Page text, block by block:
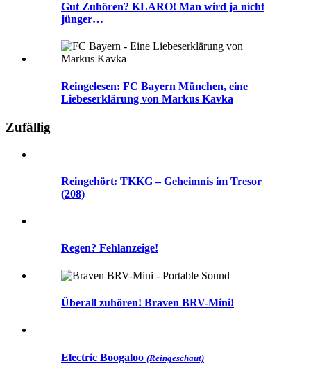
Gut Zuhören? KLARO! Man wird ja nicht
jünger…
Reingelesen: FC Bayern München, eine
Liebeserklärung von Markus Kavka
Zufällig
Reingehört: TKKG – Geheimnis im Tresor
(208)
Regen? Fehlanzeige!
Überall zuhören! Braven BRV-Mini!
Electric Boogaloo (Reingeschaut)